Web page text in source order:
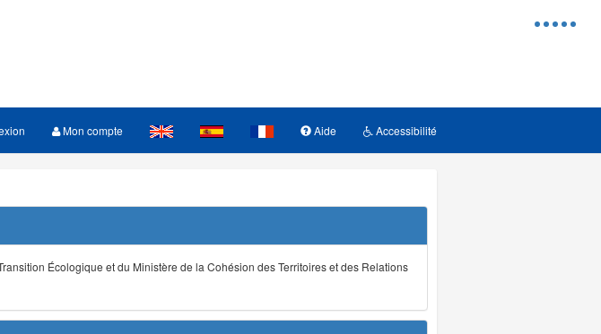
Menu
Mon compte Aide Accessibilité
Écologique et du Ministère de la Cohésion des Territoires et des Relations